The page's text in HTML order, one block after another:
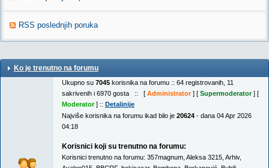
RSS poslednjih poruka
Ko je trenutno na forumu
Ukupno su 7045 korisnika na forumu :: 64 registrovanih, 11
sakrivenih i 6970 gosta :: [ Administrator] [ Supermoderator] [
Moderator] :: Detaljnije
Najviše korisnika na forumu ikad bilo je 20624 - dana 04 Apr 2026
04:18
Korisnici koji su trenutno na forumu:
Korisnici trenutno na forumu: 357magnum Aleksa 3215 Arhiv,